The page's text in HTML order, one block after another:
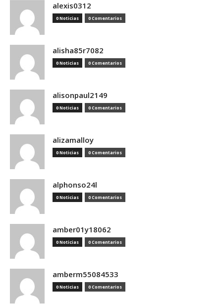
alexis0312
0 Noticias 0 Comentarios
alisha85r7082
0 Noticias 0 Comentarios
alisonpaul2149
0 Noticias 0 Comentarios
alizamalloy
0 Noticias 0 Comentarios
alphonso24l
0 Noticias 0 Comentarios
amber01y18062
0 Noticias 0 Comentarios
amberm55084533
0 Noticias 0 Comentarios